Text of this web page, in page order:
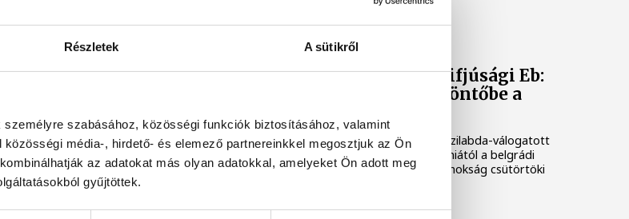
Részletek A sütikről
szabásához, közösségi funkciók biztosításához, valamint
média-, hirdető- és elemező partnereinkkel megosztjuk az Ön
az adatokat más olyan adatokkal, amelyeket Ön adott meg
gyűjtöttek.
Férfi kézilabda ifjúsági Eb:
nem jutott elődöntőbe a
A magyar férfi ifjúsági kézilabda-válogatott
32-27-re kikapott Szlovéniától a belgrádi
korosztályos Európa-bajnokság csütörtöki